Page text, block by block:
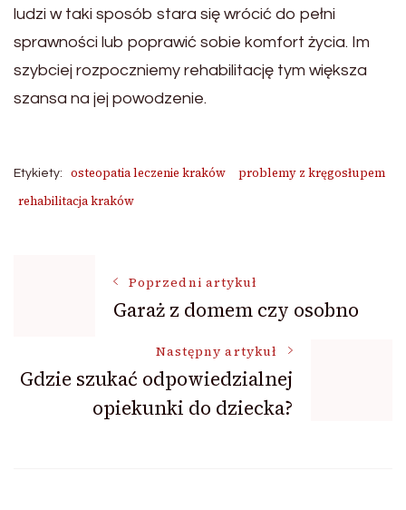
ludzi w taki sposób stara się wrócić do pełni
sprawności lub poprawić sobie komfort życia. Im
szybciej rozpoczniemy rehabilitację tym większa
szansa na jej powodzenie.
Etykiety: osteopatia leczenie kraków
problemy z kręgosłupem
rehabilitacja kraków
NawigacjaPoprzedni artykuł
Garaż z domem czy osobno
Następny artykuł
Gdzie szukać odpowiedzialnej
opiekunki do dziecka?